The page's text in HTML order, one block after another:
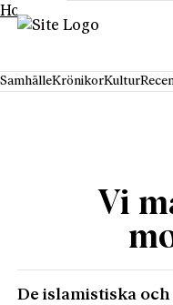
Hoppa till innehåll
SamhälleKrönikorKultur
Vi
De islamistiska